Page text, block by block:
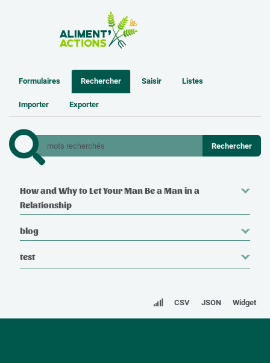
Formulaires Rechercher Saisir Listes
Importer Exporter
How and Why to Let Your Man Be a Man in a
Relationship
blog
test
CSV JSON Widget